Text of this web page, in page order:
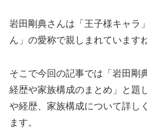
岩田剛典さんは「王子様キャラ
ん」の愛称で親しまれていますね
そこで今回の記事では「岩田剛
経歴や家族構成のまとめ」と題
や経歴、家族構成について詳し
ます。